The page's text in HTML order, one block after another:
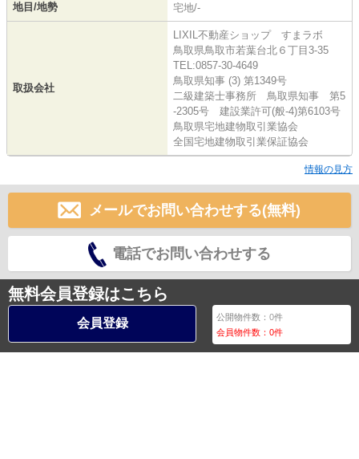
地目/地勢 宅地/-
取扱会社
LIXIL不動産ショップ すまラボ
鳥取県鳥取市若葉台北６丁目3-35
TEL:0857-30-4649
鳥取県知事 (3) 第1349号
二級建築士事務所 鳥取県知事 第5
-2305号 建設業許可(般-4)第6103号
鳥取県宅地建物取引業協会
全国宅地建物取引業保証協会
情報の見方
メールでお問い合わせする(無料)
電話でお問い合わせする
無料会員登録はこちら
会員登録 公開物件数：0件
会員物件数：0件